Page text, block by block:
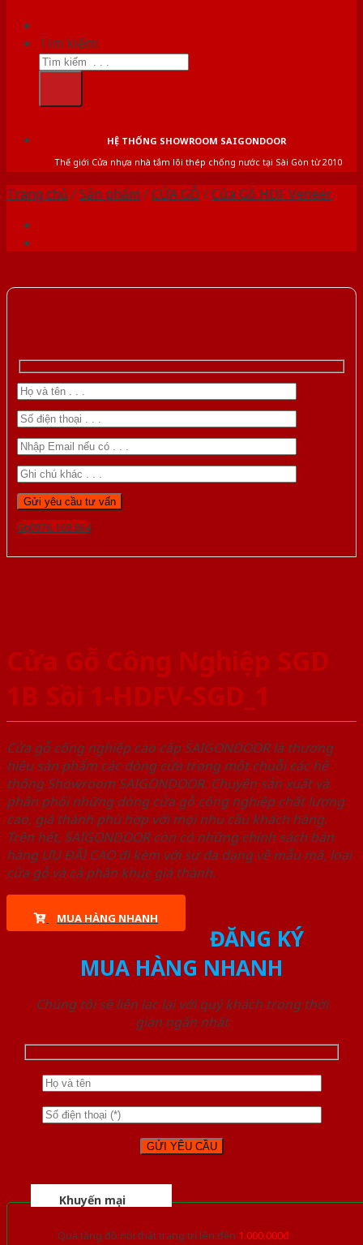
Tìm kiếm:
HỆ THỐNG SHOWROOM SAIGONDOOR
Thế giới Cửa nhựa nhà tắm lõi thép chống nước tại Sài Gòn từ 2010
Trang chủ /Sản phẩm /CỬA GỖ /Cửa Gỗ HDF Veneer
Gọi 0976.169.864
Cửa Gỗ Công Nghiệp SGD
1B Sồi 1-HDFV-SGD_1
Cửa gỗ công nghiệp cao cấp SAIGONDOOR là thương
hiệu sản phẩm các dòng cửa trong một chuỗi các hệ
thống Showroom SAIGONDOOR. Chuyên sản xuất và
phân phối những dòng cửa gỗ công nghiệp chất lượng
cao, giá thành phù hợp với mọi nhu cầu khách hàng.
Trên hết, SAIGONDOOR còn có những chính sách bán
hàng ƯU ĐÃI CAO đi kèm với sự đa dạng về mẫu mã, loại
cửa gỗ và cả phân khúc giá thành.
MUA HÀNG NHANH
ĐĂNG KÝ
MUA HÀNG NHANH
Chúng tôi sẽ liên lạc lại với quý khách trong thời
gian ngắn nhất
Khuyến mại
Quà tặng đồ nội thất trang trí lên đến 1.000.000đ